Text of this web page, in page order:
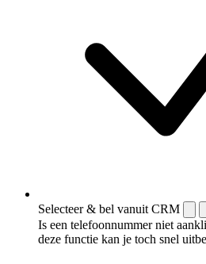
Selecteer & bel vanuit CRM
Is een telefoonnummer niet
deze functie kan je toch snel